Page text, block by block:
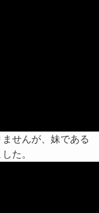
せんが、妹である
た。